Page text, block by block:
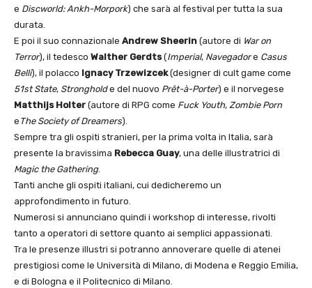
e Discworld: Ankh-Morpork) che sarà al festival per tutta la sua
durata.
E poi il suo connazionale Andrew Sheerin (autore di War on
Terror), il tedesco Walther Gerdts(Imperial, Navegadore Casus
Belli), il polacco Ignacy Trzewizcek(designer di cult game come
51st State, Strongholde del nuovo Prêt-à-Porter) e il norvegese
Matthijs Holter (autore di RPG come Fuck Youth, Zombie Porn
e The Society of Dreamers).
Sempre tra gli ospiti stranieri, per la prima volta in Italia, sarà
presente la bravissima Rebecca Guay, una delle illustratrici di
Magic the Gathering.
Tanti anche gli ospiti italiani, cui dedicheremo un
approfondimento in futuro.
Numerosi si annunciano quindi i workshop di interesse, rivolti
tanto a operatori di settore quanto ai semplici appassionati.
Tra le presenze illustri si potranno annoverare quelle di atenei
prestigiosi come le Università di Milano, di Modena e Reggio Emilia,
e di Bologna e il Politecnico di Milano.